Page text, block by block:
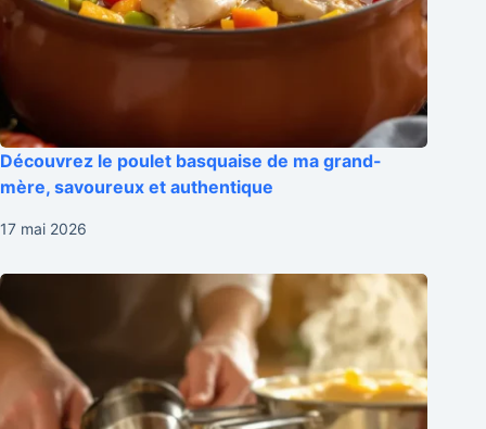
Découvrez le poulet basquaise de ma grand-
mère, savoureux et authentique
17 mai 2026